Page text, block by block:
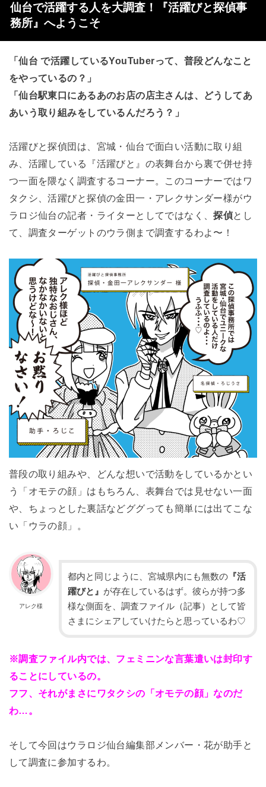
仙台で活躍する人を大調査！『活躍びと探偵事
務所』へようこそ
「仙台 で活躍しているYouTuberって、普段どんなこと
をやっているの？」
「仙台駅東口にあるあのお店の店主さんは、どうしてあ
あいう取り組みをしているんだろう？」
活躍びと探偵団は、宮城・仙台で面白い活動に取り組
み、活躍している『活躍びと』の表舞台から裏で併せ持
つ一面を隈なく調査するコーナー。このコーナーではワ
タクシ、活躍びと探偵の金田一・アレクサンダー様がウ
ラロジ仙台の記者・ライターとしてではなく、探偵とし
て、調査ターゲットのウラ側まで調査するわよ〜！
普段の取り組みや、どんな想いで活動をしているかとい
う「オモテの顔」はもちろん、表舞台では見せない一面
や、ちょっとした裏話などググっても簡単には出てこな
い「ウラの顔」。
アレク様
都内と同じように、宮城県内にも無数の『活
躍びと』 が存在しているはず。彼らが持つ多
様な側面を、調査ファイル（記事）として皆
さまにシェアしていけたらと思っているわ♡
※調査ファイル内では、フェミニンな言葉遣いは封印す
ることにしているの。
フフ、それがまさにワタクシの「オモテの顔」なのだ
わ…。
そして今回はウラロジ仙台編集部メンバー・花が助手と
して調査に参加するわ。